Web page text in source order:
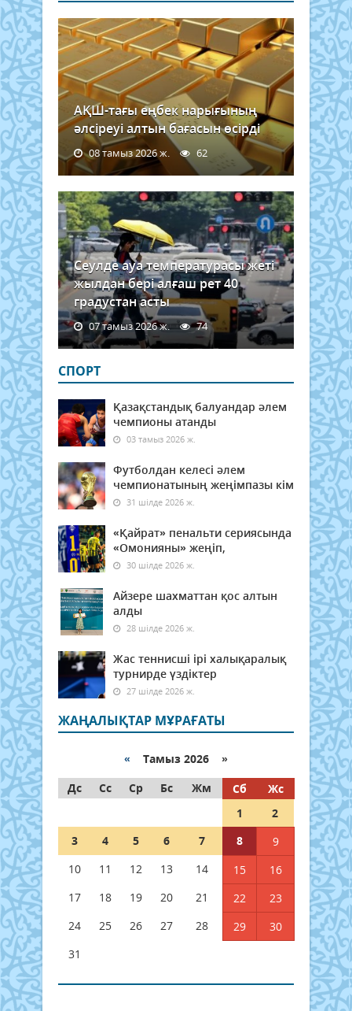
АҚШ-тағы еңбек нарығының
әлсіреуі алтын бағасын өсірді
08 тамыз 2026 ж. 62
Сеулде ауа температурасы жеті
жылдан бері алғаш рет 40
градустан асты
07 тамыз 2026 ж. 74
СПОРТ
Қазақстандық балуандар әлем
чемпионы атанды
03 тамыз 2026 ж.
Футболдан келесі әлем
чемпионатының жеңімпазы кім
31 шілде 2026 ж.
«Қайрат» пенальти сериясында
«Омонияны» жеңіп,
30 шілде 2026 ж.
Айзере шахматтан қос алтын
алды
28 шілде 2026 ж.
Жас теннисші ірі халықаралық
турнирде үздіктер
27 шілде 2026 ж.
ЖАҢАЛЫҚТАР МҰРАҒАТЫ
« Тамыз 2026 »
Дс
Сс Ср Бс Жм Сб
Жс
1
2
3
4 5 6 7 8
9
10
11 12 13 14 15
16
17
18 19 20 21 22
23
24
25 26 27 28 29
30
31